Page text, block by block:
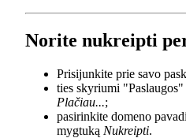
Norite nukreipti
Prisijunkite prie savo
ties skyriumi
Plačiau...;
pasirinkite domeno
mygtuką Nukreipti.